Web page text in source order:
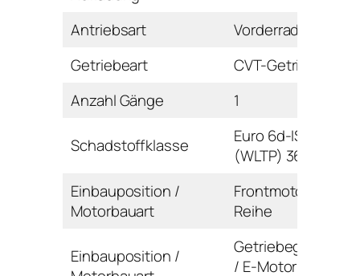
Antriebsart
Vorderrad
Getriebeart
CVT-Getriebe
Anzahl Gänge
1
Schadstoffklasse
Euro 6d-ISC-FCM
(WLTP) 36AP-AR
Einbauposition /
Motorbauart
Frontmotor /
Reihe
Einbauposition /
Getriebegehäuse
/ E-Motor (noch